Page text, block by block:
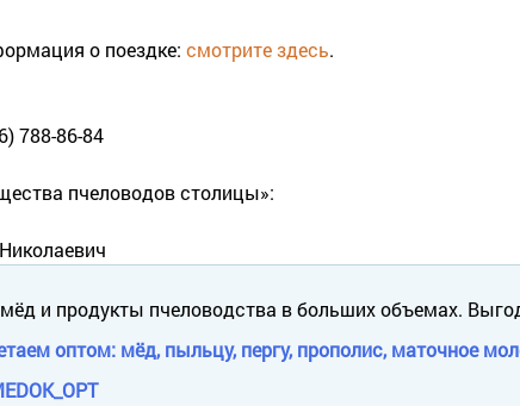
о поездке: смотрите здесь.
788-86-84
пчеловодов столицы»:
и продукты пчеловодства в больших объемах.
оптом: мёд, пыльцу, пергу, прополис, маточное